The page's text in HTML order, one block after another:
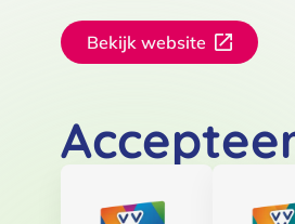
Bekijk website